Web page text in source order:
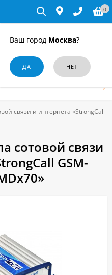
Ваш город Москва?
0
связи и интернета «StrongCall
сотовой связи
GSM-